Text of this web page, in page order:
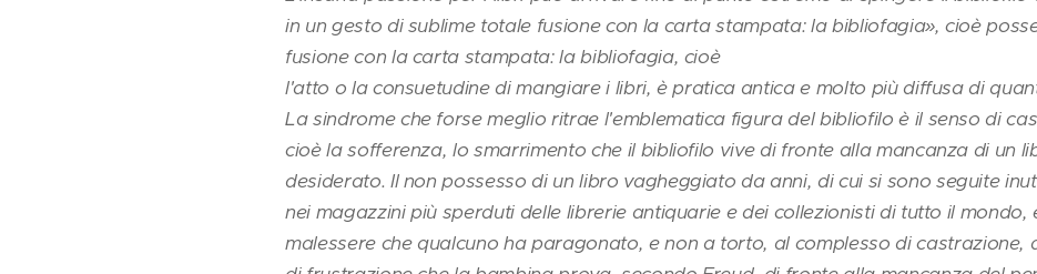
in un gesto di sublime totale fusione con la carta stampata: la bibliofagia», cioè
fusione con la carta stampata: la bibliofagia, cioè
l'atto o la consuetudine di mangiare i libri, è pratica antica e molto più diffusa di
La sindrome che forse meglio ritrae l'emblematica figura del bibliofilo è il senso di
cioè la sofferenza, lo smarrimento che il bibliofilo vive di fronte alla mancanza di un
desiderato. Il non possesso di un libro vagheggiato da anni, di cui si sono seguite
nei magazzini più sperduti delle librerie antiquarie e dei collezionisti di tutto il mondo,
malessere che qualcuno ha paragonato, e non a torto, al complesso di castrazione,